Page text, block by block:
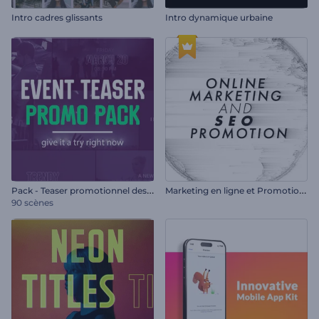
Intro cadres glissants Intro dynamique urbaine
P
ack - Teaser promotionnel des événements
90 scènes
M
arketing en ligne et Promotion SEO